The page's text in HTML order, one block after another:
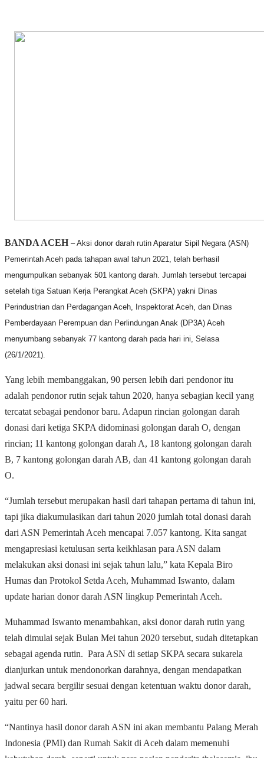
BANDA ACEH – Aksi donor darah rutin Aparatur Sipil Negara (ASN)
Pemerintah Aceh pada tahapan awal tahun 2021, telah berhasil
mengumpulkan sebanyak 501 kantong darah. Jumlah tersebut tercapai
setelah tiga Satuan Kerja Perangkat Aceh (SKPA) yakni Dinas
Perindustrian dan Perdagangan Aceh, Inspektorat Aceh, dan Dinas
Pemberdayaan Perempuan dan Perlindungan Anak (DP3A) Aceh
menyumbang sebanyak 77 kantong darah pada hari ini, Selasa
(26/1/2021).
Yang lebih membanggakan, 90 persen lebih dari pendonor itu
adalah pendonor rutin sejak tahun 2020, hanya sebagian kecil yang
tercatat sebagai pendonor baru. Adapun rincian golongan darah
donasi dari ketiga SKPA didominasi golongan darah O, dengan
rincian; 11 kantong golongan darah A, 18 kantong golongan darah
B, 7 kantong golongan darah AB, dan 41 kantong golongan darah
O.
“Jumlah tersebut merupakan hasil dari tahapan pertama di tahun ini,
tapi jika diakumulasikan dari tahun 2020 jumlah total donasi darah
dari ASN Pemerintah Aceh mencapai 7.057 kantong. Kita sangat
mengapresiasi ketulusan serta keikhlasan para ASN dalam
melakukan aksi donasi ini sejak tahun lalu,” kata Kepala Biro
Humas dan Protokol Setda Aceh, Muhammad Iswanto, dalam
update harian donor darah ASN lingkup Pemerintah Aceh.
Muhammad Iswanto menambahkan, aksi donor darah rutin yang
telah dimulai sejak Bulan Mei tahun 2020 tersebut, sudah ditetapkan
sebagai agenda rutin. Para ASN di setiap SKPA secara sukarela
dianjurkan untuk mendonorkan darahnya, dengan mendapatkan
jadwal secara bergilir sesuai dengan ketentuan waktu donor darah,
yaitu per 60 hari.
“Nantinya hasil donor darah ASN ini akan membantu Palang Merah
Indonesia (PMI) dan Rumah Sakit di Aceh dalam memenuhi